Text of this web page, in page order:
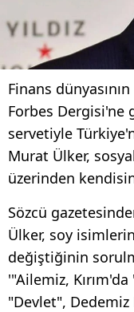
Finans
Forbes Dergisi'ne
servetiyle
Murat Ülker,
üzerinden
Sözcü
Ülker, soy
değiştiğinin
'"Ailemiz,
"Devlet",